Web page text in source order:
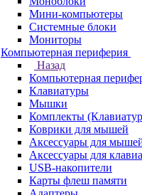
Мини-компьютеры
Системные блоки
Мониторы
Компьютерная периферия
Назад
Компьютерная
Клавиатуры
Мышки
Комплекты
Коврики для мышей
Аксессуары для
Аксессуары для
USB-накопители
Карты флеш памяти